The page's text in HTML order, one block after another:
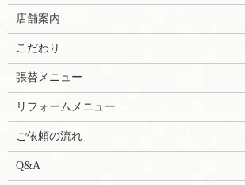
店舗案内
こだわり
張替メニュー
リフォームメニュー
ご依頼の流れ
Q&A